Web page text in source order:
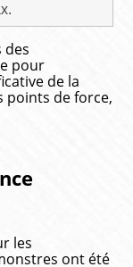
des
pour
de la
points de force,
les
ont été